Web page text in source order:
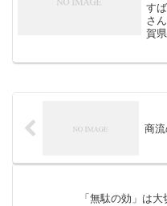
す
さ
賀
商
「無駄の効」は